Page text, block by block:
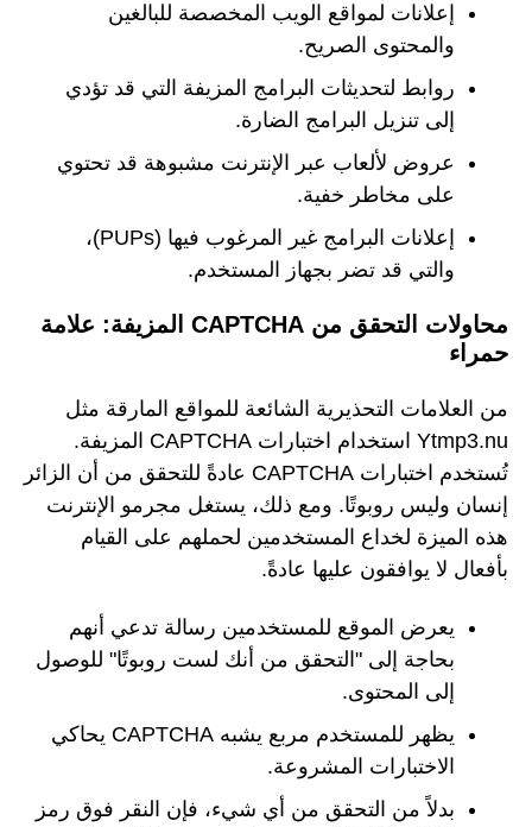
إعلانات لمواقع الويب المخصصة للبالغين
والمحتوى الصريح.
روابط لتحديثات البرامج المزيفة التي قد تؤدي
إلى تنزيل البرامج الضارة.
عروض لألعاب عبر الإنترنت مشبوهة قد تحتوي
على مخاطر خفية.
إعلانات البرامج غير المرغوب فيها (PUPs)،
والتي قد تضر بجهاز المستخدم.
محاولات التحقق من CAPTCHA المزيفة: علامة
حمراء
من العلامات التحذيرية الشائعة للمواقع المارقة مثل
Ytmp3.nu استخدام اختبارات CAPTCHA المزيفة.
تُستخدم اختبارات CAPTCHA عادةً للتحقق من أن الزائر
إنسان وليس روبوتًا. ومع ذلك، يستغل مجرمو الإنترنت
هذه الميزة لخداع المستخدمين لحملهم على القيام
بأفعال لا يوافقون عليها عادةً.
يعرض الموقع للمستخدمين رسالة تدعي أنهم
بحاجة إلى "التحقق من أنك لست روبوتًا" للوصول
إلى المحتوى.
يظهر للمستخدم مربع يشبه CAPTCHA يحاكي
الاختبارات المشروعة.
بدلاً من التحقق من أي شيء، فإن النقر فوق رمز